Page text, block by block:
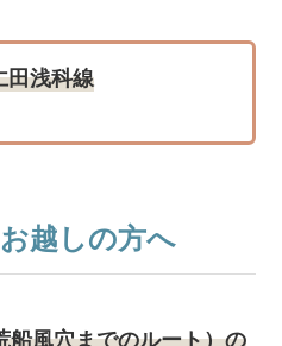
田浅科線
越しの方へ
船風穴までのルート）の